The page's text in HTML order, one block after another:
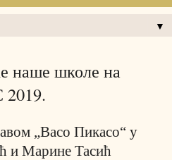
▼
наше школе на
„Васо Пикасо“ у
и Марине Тасић